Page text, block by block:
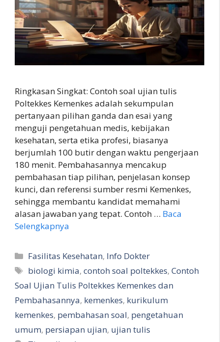
Ringkasan Singkat: Contoh soal ujian tulis
Poltekkes Kemenkes adalah sekumpulan
pertanyaan pilihan ganda dan esai yang
menguji pengetahuan medis, kebijakan
kesehatan, serta etika profesi, biasanya
berjumlah 100 butir dengan waktu pengerjaan
180 menit. Pembahasannya mencakup
pembahasan tiap pilihan, penjelasan konsep
kunci, dan referensi sumber resmi Kemenkes,
sehingga membantu kandidat memahami
alasan jawaban yang tepat. Contoh … Baca
Selengkapnya
Kategori
Fasilitas Kesehatan, Info Dokter
Tag
biologi kimia,contoh soal poltekkes,Contoh
Soal Ujian Tulis Poltekkes Kemenkes dan
Pembahasannya, kemenkes, kurikulum
kemenkes, pembahasan soal, pengetahuan
umum, persiapan ujian, ujian tulis